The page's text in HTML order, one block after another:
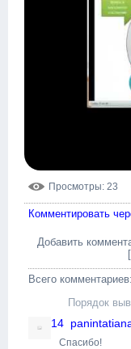
Просмотры: 23
Комментировать
Добавить
[
Всего комментариев:
Порядок
14
Спасибо!